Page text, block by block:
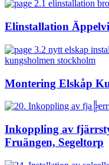
Elinstallation
Montering Elskåp
Inkoppling av
Fruängen, Segeltorp